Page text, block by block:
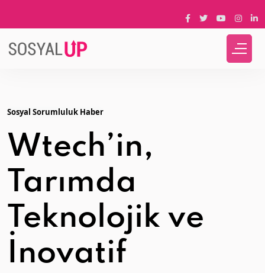
Sosyal Sorumluluk Haber
Wtech’in,
Tarımda
Teknolojik ve
İnovatif